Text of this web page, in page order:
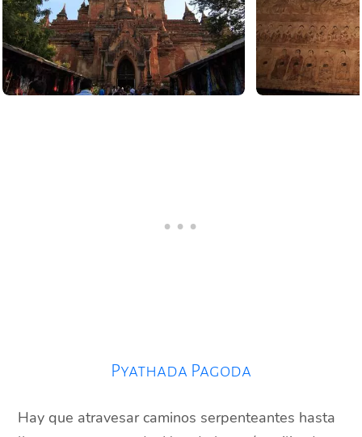
Pyathada Pagoda
Hay que atravesar caminos serpenteantes hasta